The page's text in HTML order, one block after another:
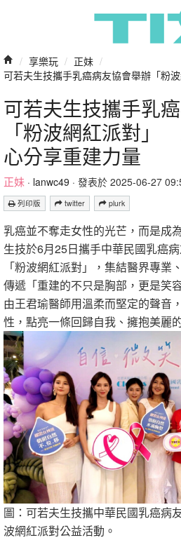
/ 享樂玩 / 正妹 /
可若夫生技攜手乳癌病友協會舉辦「粉
可若夫生技攜手乳
「粉波網紅派對
心分享重建力量
正妹 · lanwc49 · 發表於 2025-06-27
列印版 twitter plurk
乳癌並不奪走女性的光芒，而是成
生技於6月25日攜手中華民國乳癌
「粉波網紅派對」，集結醫界專業
傳遞「重建的不只是胸部，更是笑
由王君瑜醫師用溫柔而堅定的聲音
性，點亮一條回歸自我、擁抱美麗
圖：可若夫生技攜中華民國乳癌病
波網紅派對公益活動。